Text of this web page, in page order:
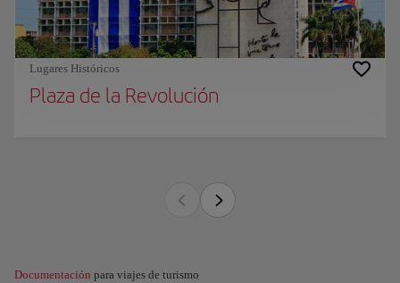
Lugares Históricos
Plaza de la Revolución
Documentación para viajes de turismo